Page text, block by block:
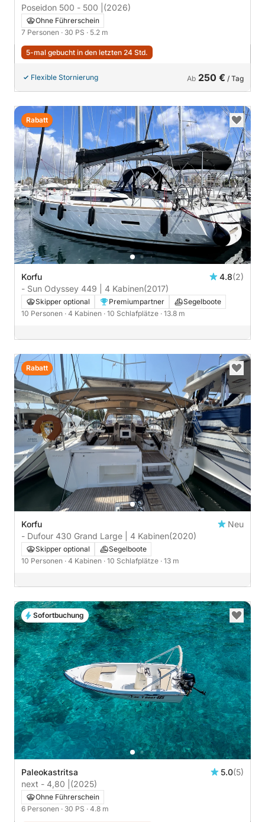
Poseidon 500 - 500 | (2026)
Ohne Führerschein
7 Personen · 30 PS · 5.2 m
5-mal gebucht in den letzten 24 Std.
Flexible Stornierung Ab 250 € / Tag
Korfu 4.8(2)
- Sun Odyssey 449 | 4 Kabinen(2017)
Skipper optional Premiumpartner
Segelboote
10 Personen · 4 Kabinen · 10 Schlafplätze · 13.8 m
Rabatt
Korfu
Neu
- Dufour 430 Grand Large | 4 Kabinen(2020)
Skipper optional
Segelboote
10 Personen · 4 Kabinen · 10 Schlafplätze · 13 m
Rabatt
Paleokastritsa 5.0(5)
next - 4,80 | (2025)
Ohne Führerschein
6 Personen · 30 PS · 4.8 m
Sofortbuchung